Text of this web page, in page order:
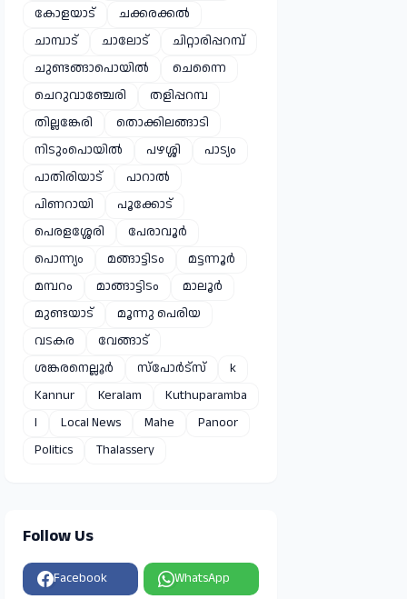
കോളയാട്
ചക്കരക്കൽ
ചാമ്പാട്
ചാലോട്
ചിറ്റാരിപ്പറമ്പ്
ചുണ്ടങ്ങാപൊയിൽ
ചെന്നൈ
ചെറുവാഞ്ചേരി
തളിപ്പറമ്പ
തില്ലങ്കേരി
തൊക്കിലങ്ങാടി
നിടുംപൊയിൽ
പഴശ്ശി
പാട്യം
പാതിരിയാട്
പാറാൽ
പിണറായി
പൂക്കോട്
പെരളശ്ശേരി
പേരാവൂർ
പൊന്ന്യം
മങ്ങാട്ടിടം
മട്ടന്നൂർ
മമ്പറം
മാങ്ങാട്ടിടം
മാലൂർ
മുണ്ടയാട്
മൂന്നു പെരിയ
വടകര
വേങ്ങാട്
ശങ്കരനെല്ലൂർ
സ്പോർട്സ്
k
Kannur
Keralam
Kuthuparamba
l
Local News Mahe
Panoor
Politics
Thalassery
Follow Us
Facebook WhatsApp